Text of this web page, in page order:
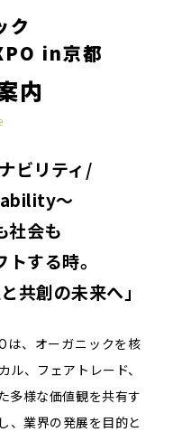
ク
in京都
内
ビリティ/
～
社会も
する時。
共創の未来へ」
は、オーガニックを核
、フェアトレード、
多様な価値観を共有す
、業界の発展を目的と